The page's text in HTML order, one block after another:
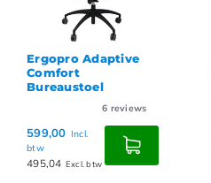
Ergopro Adaptive
Comfort
Bureaustoel
6 reviews
599,00 Incl.
btw
495,04 Excl. btw